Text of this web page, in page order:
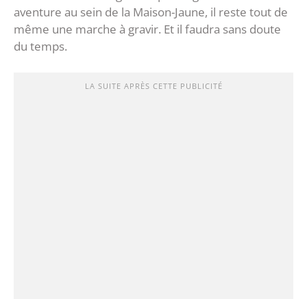
aventure au sein de la Maison-Jaune, il reste tout de
même une marche à gravir. Et il faudra sans doute
du temps.
LA SUITE APRÈS CETTE PUBLICITÉ